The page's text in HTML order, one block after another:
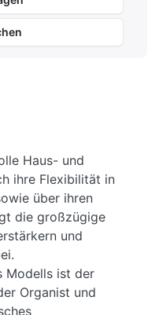
Haus- und
ihre Flexibilität in
über ihren
die großzügige
und
Modells ist der
Organist und